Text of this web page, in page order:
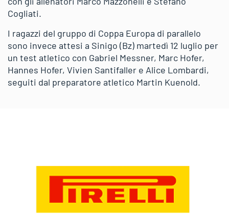
Cogliati.
I ragazzi del gruppo di Coppa Europa di parallelo
sono invece attesi a Sinigo (Bz) martedì 12 luglio per
un test atletico con Gabriel Messner, Marc Hofer,
Hannes Hofer, Vivien Santifaller e Alice Lombardi,
seguiti dal preparatore atletico Martin Kuenold.